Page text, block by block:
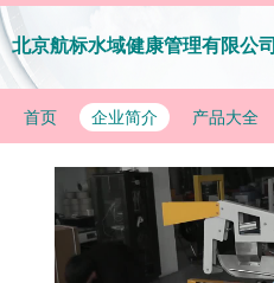
北京航标水域健康管理有限公司
首页 企业简介 产品大全